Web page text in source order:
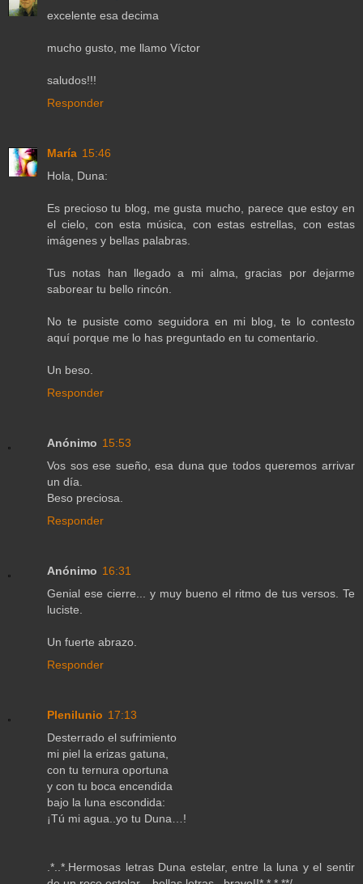
excelente esa decima
mucho gusto, me llamo Víctor
saludos!!!
Responder
María 15:46
Hola, Duna:
Es precioso tu blog, me gusta mucho, parece que estoy en
el cielo, con esta música, con estas estrellas, con estas
imágenes y bellas palabras.
Tus notas han llegado a mi alma, gracias por dejarme
saborear tu bello rincón.
No te pusiste como seguidora en mi blog, te lo contesto
aquí porque me lo has preguntado en tu comentario.
Un beso.
Responder
Anónimo 15:53
Vos sos ese sueño, esa duna que todos queremos arrivar
un día.
Beso preciosa.
Responder
Anónimo 16:31
Genial ese cierre... y muy bueno el ritmo de tus versos. Te
luciste.
Un fuerte abrazo.
Responder
Plenilunio 17:13
Desterrado el sufrimiento
mi piel la erizas gatuna,
con tu ternura oportuna
y con tu boca encendida
bajo la luna escondida:
¡Tú mi agua..yo tu Duna…!
.*..*.Hermosas letras Duna estelar, entre la luna y el sentir